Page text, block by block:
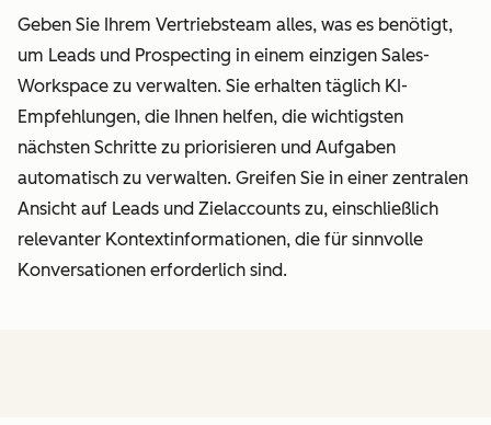
Geben Sie Ihrem Vertriebsteam alles, was es benötigt,
um Leads und Prospecting in einem einzigen Sales-
Workspace zu verwalten. Sie erhalten täglich KI-
Empfehlungen, die Ihnen helfen, die wichtigsten
nächsten Schritte zu priorisieren und Aufgaben
automatisch zu verwalten. Greifen Sie in einer zentralen
Ansicht auf Leads und Zielaccounts zu, einschließlich
relevanter Kontextinformationen, die für sinnvolle
Konversationen erforderlich sind.